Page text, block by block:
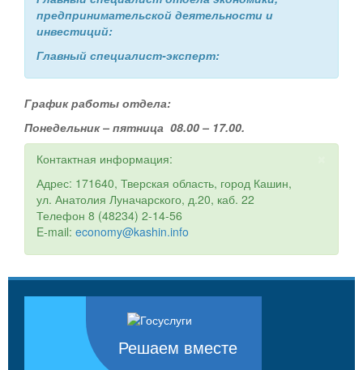
предпринимательской деятельности и
инвестиций:
Главный специалист-эксперт:
График работы отдела:
Понедельник – пятница 08.00 – 17.00.
Контактная информация:
Адрес: 171640, Тверская область, город Кашин,
ул. Анатолия Луначарского, д.20, каб. 22
Телефон 8 (48234) 2-14-56
E-mail: economy@kashin.info
Решаем вместе